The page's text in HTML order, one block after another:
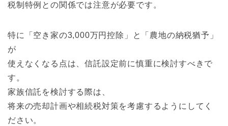
税制特例との関係では注意が必要です。
特に「空き家の3,000万円控除」と「農地の納税猶予」
が
使えなくなる点は、信託設定前に慎重に検討すべきで
す。
家族信託を検討する際は、
将来の売却計画や相続税対策を考慮するようにしてく
ださい。